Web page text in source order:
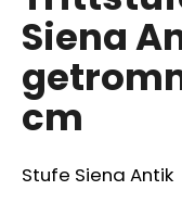
0,0
von
5
Sternen.
Siena
cm
Stufe Siena Antik
W